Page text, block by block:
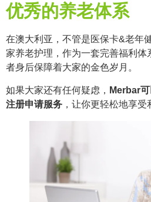
优秀的养老体系
在澳大利亚，不管是医保卡&老年
家养老护理，作为一套完善福利体
者身后保障着大家的金色岁月。
如果大家还有任何疑虑， Merbar
注册申请服务 ，让你更轻松地享受